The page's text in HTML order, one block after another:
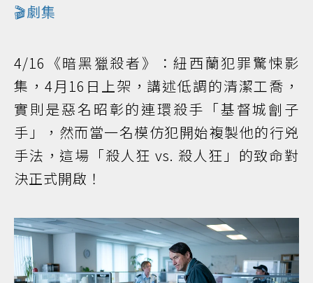
🎬劇集
4/16《暗黑獵殺者》：紐西蘭犯罪驚悚影
集，4月16日上架，講述低調的清潔工喬，
實則是惡名昭彰的連環殺手「基督城劊子
手」，然而當一名模仿犯開始複製他的行兇
手法，這場「殺人狂 vs. 殺人狂」的致命對
決正式開啟！